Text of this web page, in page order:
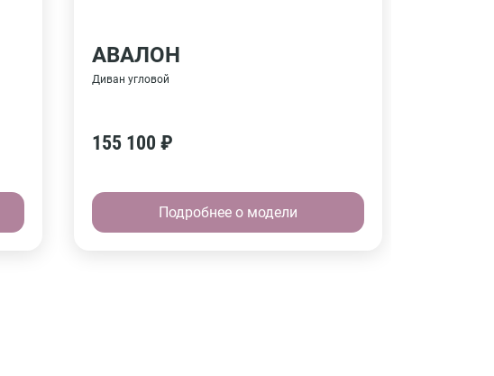
АВАЛОН
Диван угловой
155 100 ₽
Подробнее о модели